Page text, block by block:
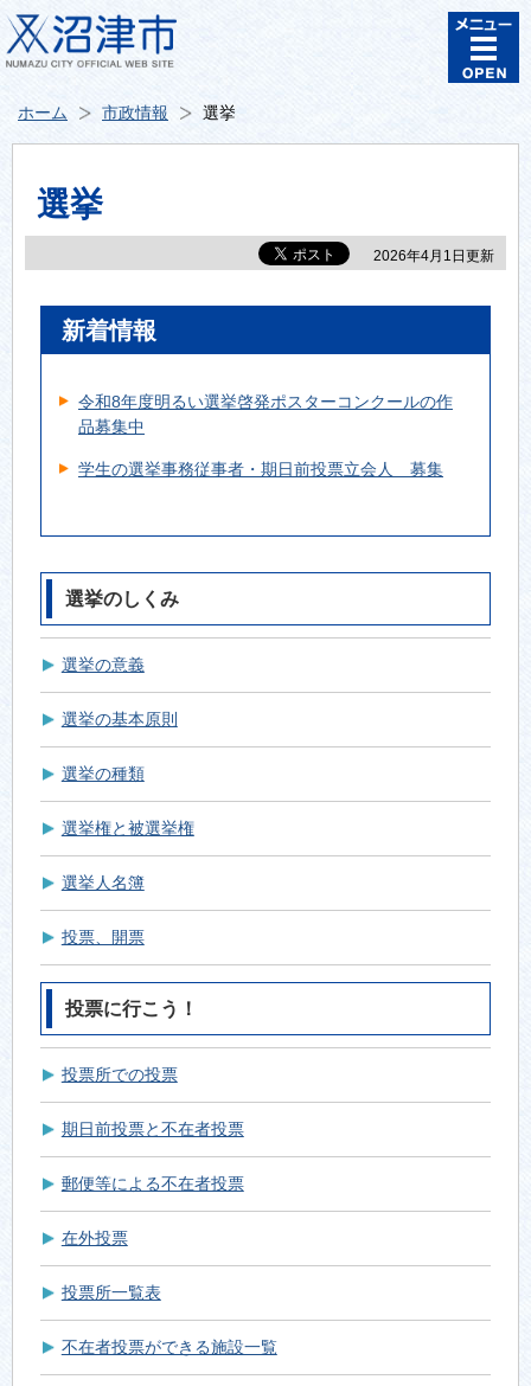
ホーム 市政情報 選挙
選挙
2026年4月1日更新
新着情報
令和8年度明るい選挙啓発ポスターコンクールの作
品募集中
学生の選挙事務従事者・期日前投票立会人 募集
選挙のしくみ
選挙の意義
選挙の基本原則
選挙の種類
選挙権と被選挙権
選挙人名簿
投票、開票
投票に行こう！
投票所での投票
期日前投票と不在者投票
郵便等による不在者投票
在外投票
投票所一覧表
不在者投票ができる施設一覧